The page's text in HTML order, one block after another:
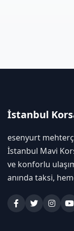
İstanbul
esenyurt
İstanbul Mavi
ve konforlu
anında taksi,